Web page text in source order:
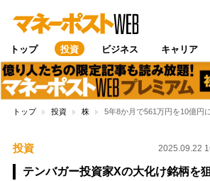
トップ 投資 ビジネス キャリア
トップ 投資 株 5年8か月で561万円を10億円
投資 2025.09.22
テンバガー投資家Xの大化け銘柄を